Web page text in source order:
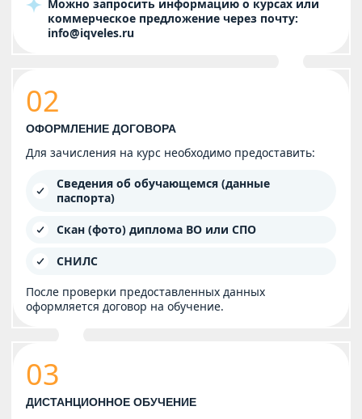
Можно запросить информацию о курсах или
коммерческое предложение через почту:
info@iqveles.ru
02
ОФОРМЛЕНИЕ ДОГОВОРА
Для зачисления на курс необходимо предоставить:
Сведения об обучающемся (данные
паспорта)
Скан (фото) диплома ВО или СПО
СНИЛС
После проверки предоставленных данных
оформляется договор на обучение.
03
ДИСТАНЦИОННОЕ ОБУЧЕНИЕ